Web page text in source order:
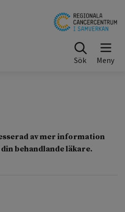
Sök
av mer information
behandlande läkare.